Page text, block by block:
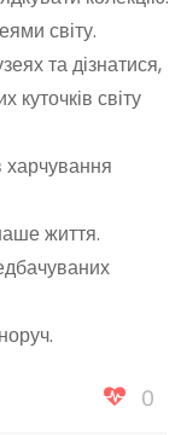
світу.
та дізнатися,
куточків світу
харчування
життя.
0